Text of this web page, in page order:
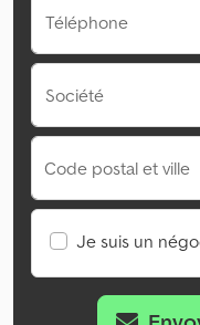
Téléphone
Société
Code postal et ville
Je suis un